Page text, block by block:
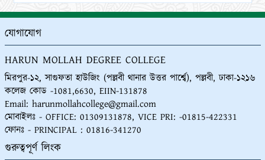
নোটিশ: বাংলাদেশ উন্মুক্ত বিশ্ববিদ্যালয়ের অধীনে হারুণ মোল্লা
ডিগ্রি কলেজের এইচ.এস.সি ১ম ও ২য় সেমিস্টারের
পরীক্ষা-২০২৫ পরীক্ষা শুরু হবে ০৪-০৭-২০২৫ তারিখ থেকে,
পরীক্ষার কেন্দ্র পল্লবী সরকারি কলেজ, শহিদবাগ, পল্লবী, ঢাকা।
28-07-2025
হারুণ মোল্লা কলেজে ২০২৫-২০২৬ শিক্ষাবর্ষে একাদশ শ্রেণির
বিজ্ঞান, মানবিক ও ব্যবসায় শিক্ষা শাখায় ভর্তি চলছে। কলেজের
EIIN-131878 28-07-2025
হারুণ মোল্লা ডিগ্রি কলেজের শিক্ষার্থীরা থানা পর্যায়ে ৩৬ এর
রঙে গ্রাফিতি ও চিত্রাঙ্কন প্রতিযোগিতায় ৩য় স্থান অধিকার করা
যোগাযোগ
HARUN MOLLAH DEGREE COLLEGE
মিরপুর-১২, সাগুফতা হাউজিং (পল্লবী থানার উত্তর পার্শ্বে), পল্লবী, ঢাকা-১২১৬
কলেজ কোড -1081,6630, EIIN-131878
Email: harunmollahcollege@gmail.com
মোবাইলঃ - OFFICE: 01309131878, VICE PRI: -01815-422331
ফোনঃ - PRINCIPAL : 01816-341270
গুরুত্বপূর্ণ লিংক